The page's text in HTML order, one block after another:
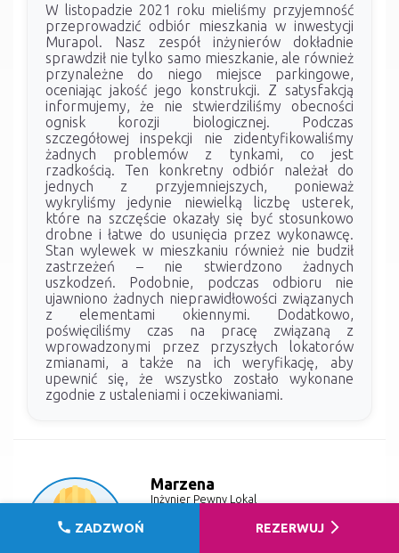
W listopadzie 2021 roku mieliśmy przyjemność
przeprowadzić odbiór mieszkania w inwestycji
Murapol. Nasz zespół inżynierów dokładnie
sprawdził nie tylko samo mieszkanie, ale również
przynależne do niego miejsce parkingowe,
oceniając jakość jego konstrukcji. Z satysfakcją
informujemy, że nie stwierdziliśmy obecności
ognisk korozji biologicznej. Podczas
szczegółowej inspekcji nie zidentyfikowaliśmy
żadnych problemów z tynkami, co jest
rzadkością. Ten konkretny odbiór należał do
jednych z przyjemniejszych, ponieważ
wykryliśmy jedynie niewielką liczbę usterek,
które na szczęście okazały się być stosunkowo
drobne i łatwe do usunięcia przez wykonawcę.
Stan wylewek w mieszkaniu również nie budził
zastrzeżeń – nie stwierdzono żadnych
uszkodzeń. Podobnie, podczas odbioru nie
ujawniono żadnych nieprawidłowości związanych
z elementami okiennymi. Dodatkowo,
poświęciliśmy czas na pracę związaną z
wprowadzonymi przez przyszłych lokatorów
zmianami, a także na ich weryfikację, aby
upewnić się, że wszystko zostało wykonane
zgodnie z ustaleniami i oczekiwaniami.
Marzena
Inżynier Pewny Lokal
call ZADZWOŃ REZERWUJ arrow_forward_ios